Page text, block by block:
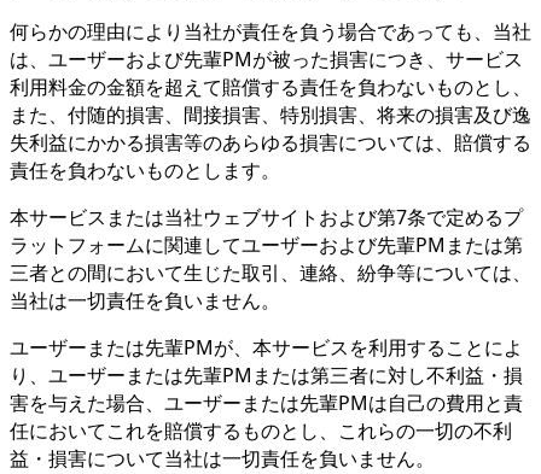
何らかの理由により当社が責任を負う場合であっても、当社
は、ユーザーおよび先輩PMが被った損害につき、サービス
利用料金の金額を超えて賠償する責任を負わないものとし、
また、付随的損害、間接損害、特別損害、将来の損害及び逸
失利益にかかる損害等のあらゆる損害については、賠償する
責任を負わないものとします。
本サービスまたは当社ウェブサイトおよび第7条で定めるプ
ラットフォームに関連してユーザーおよび先輩PMまたは第
三者との間において生じた取引、連絡、紛争等については、
当社は一切責任を負いません。
ユーザーまたは先輩PMが、本サービスを利用することによ
り、ユーザーまたは先輩PMまたは第三者に対し不利益・損
害を与えた場合、ユーザーまたは先輩PMは自己の費用と責
任においてこれを賠償するものとし、これらの一切の不利
益・損害について当社は一切責任を負いません。